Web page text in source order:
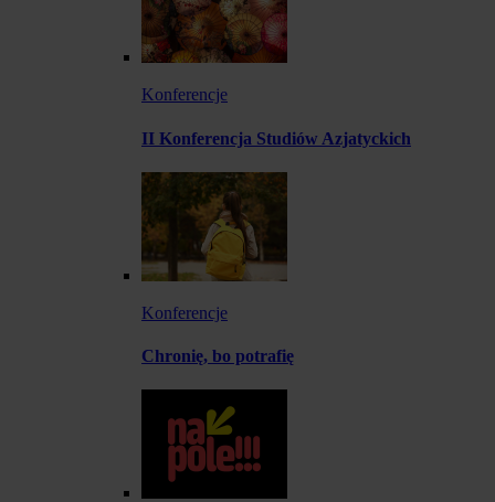
Konferencje
II Konferencja Studiów Azjatyckich
Konferencje
Chronię, bo potrafię